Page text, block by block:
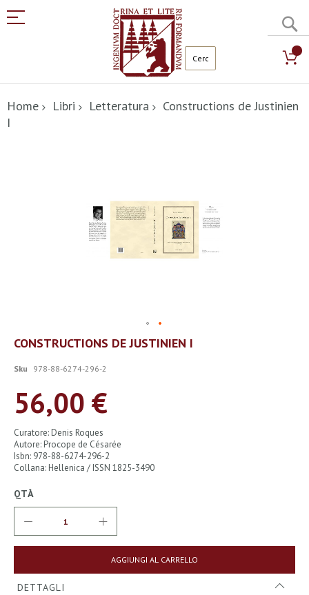
al
contenuto
Home Libri Letteratura
Constructions de Justinien
I
Vai
all'inizio
galleria
immagini
CONSTRUCTIONS DE JUSTINIEN I
Sku 978-88-6274-296-2
56,00 €
Curatore: Denis Roques
Autore: Procope de Césarée
Isbn: 978-88-6274-296-2
Collana: Hellenica / ISSN 1825-3490
QTÀ
AGGIUNGI AL CARRELLO
DETTAGLI